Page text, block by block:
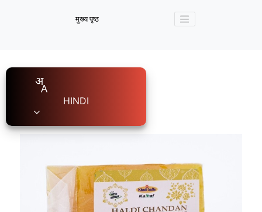
मुख्य पृष्ठ
HINDI